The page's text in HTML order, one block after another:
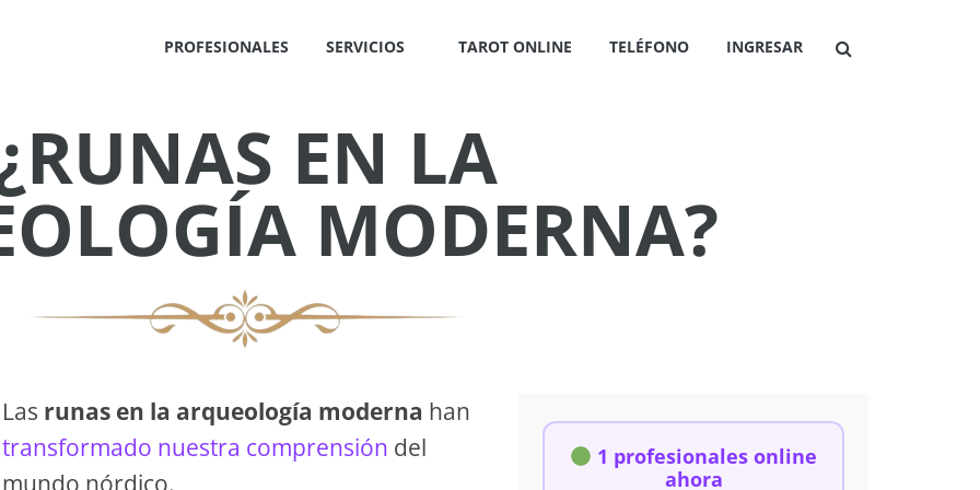
PROFESIONALES SERVICIOS TAROT ONLINE TELÉFONO INGRESAR
EN LA
MODERNA?
Las runas en la arqueología moderna han
transformado nuestra comprensión del
mundo nórdico.
1 profesionales online
ahora
✕